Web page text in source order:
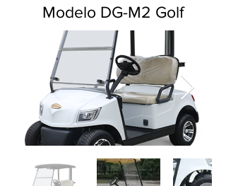
Modelo DG-M2 Golf